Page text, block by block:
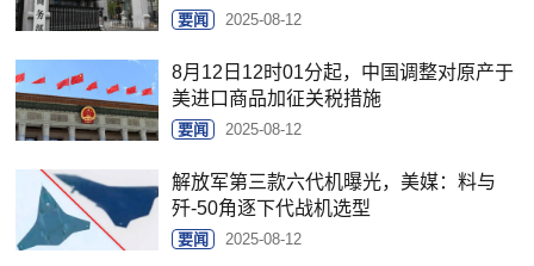
要闻 2025-08-12
8月12日12时01分起，中国调整对原产于
美进口商品加征关税措施
要闻 2025-08-12
解放军第三款六代机曝光，美媒：料与
歼-50角逐下代战机选型
要闻 2025-08-12